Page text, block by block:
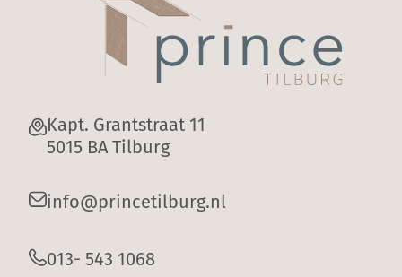
Privacy
Kapt. Grantstraat 11
5015 BA Tilburg
info@princetilburg.nl
013- 543 1068